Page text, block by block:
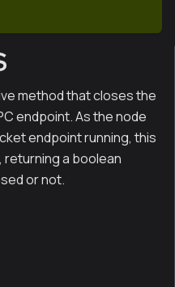
method that closes the
endpoint. As the node
endpoint running, this
a boolean
or not.